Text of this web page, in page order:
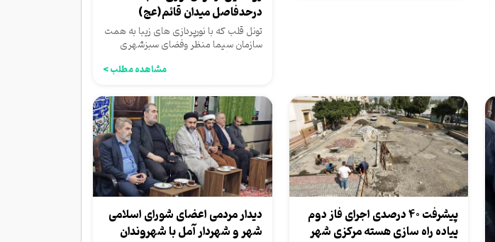
درحدفاصل میدان قائم(عج)
تونل قلب که با نورپردازی های زیبا به همت
سازمان سیما منظر وفضای سبزشهری
شهرداری آمل درحد فاصل میدان...
مشاهده مطلب >
پیشرفت 40 درصدی اجرای فاز دوم
پیاده راه سازی هسته مرکزی شهر
دیدار مردمی اعضای شورای اسلامی
شهر و شهردار آمل با شهروندان